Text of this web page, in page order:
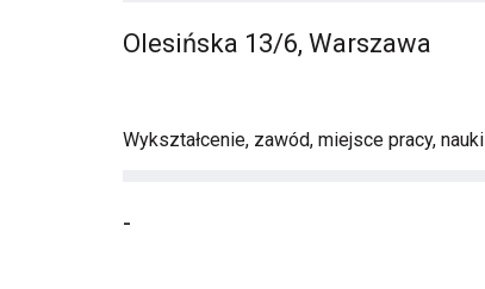
Olesińska 13/6, Warszawa
Wykształcenie, zawód, miejsce pracy, nauki
-